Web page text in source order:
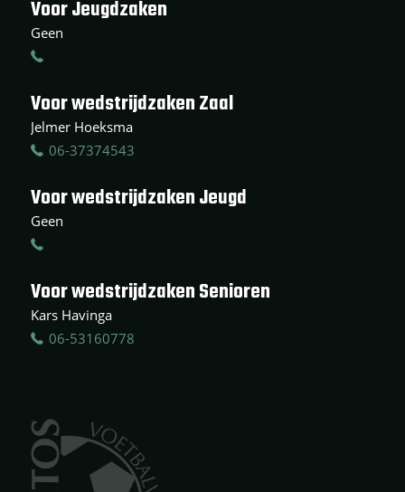
Voor Jeugdzaken
Geen
Voor wedstrijdzaken Zaal
Jelmer Hoeksma
06-37374543
Voor wedstrijdzaken Jeugd
Geen
Voor wedstrijdzaken Senioren
Kars Havinga
06-53160778